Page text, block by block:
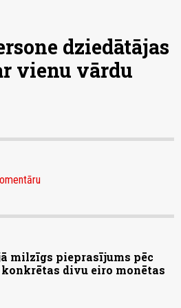
dziedātājas
vienu vārdu
milzīgs pieprasījums pēc
divu eiro monētas